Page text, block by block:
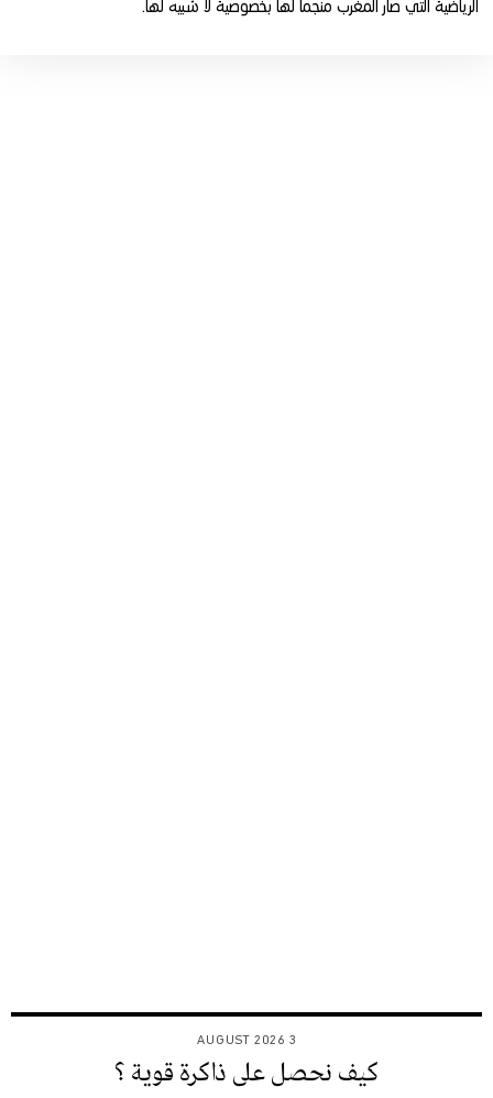
الرياضية التي صار المغرب منجما لها بخصوصية لا شبيه لها.
3 AUGUST 2026
كيف نحصل على ذاكرة قوية ؟